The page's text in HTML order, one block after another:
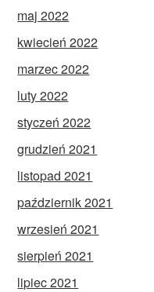
maj 2022
kwiecień 2022
marzec 2022
luty 2022
styczeń 2022
grudzień 2021
listopad 2021
październik 2021
wrzesień 2021
sierpień 2021
lipiec 2021